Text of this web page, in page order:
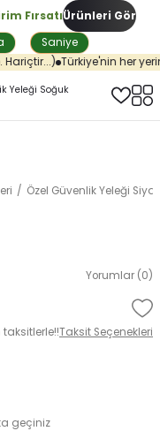
Fırsatı
Saniye
Ürünleri Gör
Türkiye'nin her
Özel Güvenlik Yeleği
Yorumlar (0)
Taksit Seçenekleri
geçiniz